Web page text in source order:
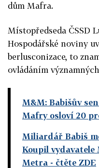
dům Mafra.
Místopředseda ČSSD
Hospodářské noviny
berlusconizace, to
ovládáním
M&M: Babišův
Mafry osloví 20
Miliardář Babiš
Koupil vydavatele
Metra - čtěte ZDE